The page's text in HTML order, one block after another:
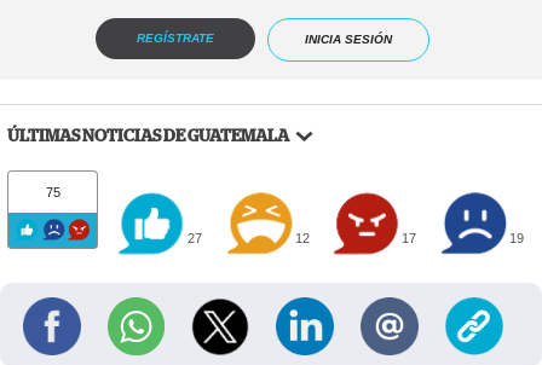
REGÍSTRATE INICIA SESIÓN
ÚLTIMAS NOTICIAS DE GUATEMALA
75
27 12 17 19